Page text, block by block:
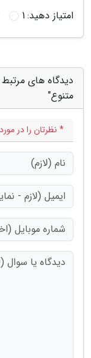
امتیاز دهید:1
دیدگاه های
متنوع"
* نظرتان را در